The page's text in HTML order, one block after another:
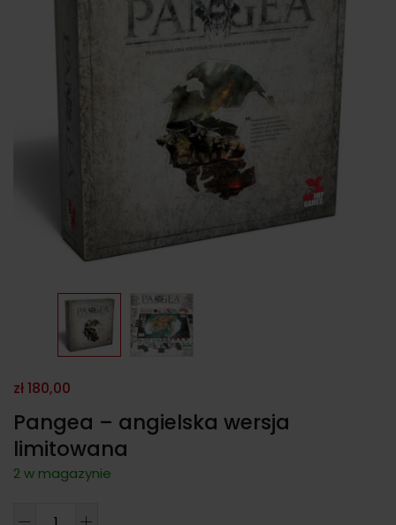
Pangea – angielska wersja
limitowana
zł180,00
2 w magazynie